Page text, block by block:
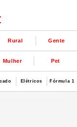
Rural Gente
Mulher Pet
Elétricos Fórmula 1